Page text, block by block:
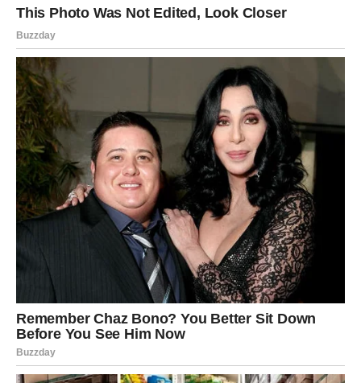
Novac dolazi iz pravca koji niste
očekivali
Pred vama su veoma uspješni dani.
STRIJELAC
Nova iskustva i nova poznanstva mijenjaju vaš pogled na
budućnost.
Vrijeme je da izađete iz rutine.
Sreća vas vodi prema novim
horizontima
Pred vama su veoma uzbudljivi trenuci.